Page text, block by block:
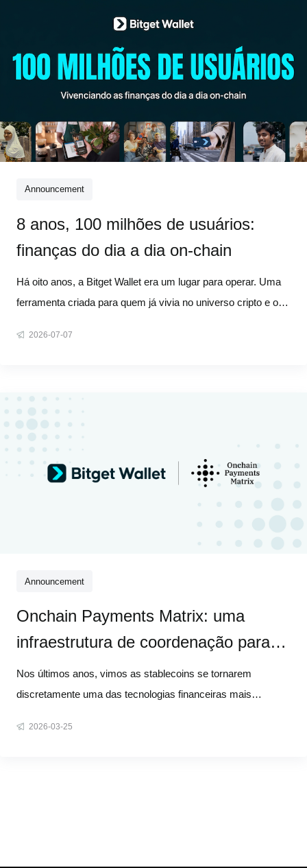
Announcement
8 anos, 100 milhões de usuários:
finanças do dia a dia on-chain
Há oito anos, a Bitget Wallet era um lugar para operar. Uma
ferramenta criada para quem já vivia no universo cripto e on-
2026-07-07
Announcement
Onchain Payments Matrix: uma
infraestrutura de coordenação para
pagamentos com stablecoins
Nos últimos anos, vimos as stablecoins se tornarem
discretamente uma das tecnologias financeiras mais
2026-03-25